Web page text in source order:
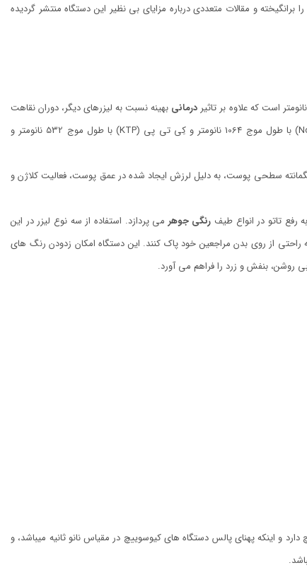
و مقالات متعددی درباره مزایای بی نظیر این دستگاه منتشر گردیده
درمانی بهینه نسبت به لیزرهای دیگر، دوران نقاهت
را نیز کوتاه تر می کند. در کنار این لیزر، دستگاه پیکوسکند از سه لیزر دیگر با نام های ان دی یگ (Nd:YAG) با طول موج 1064 نانومتر و کِی تی پی (KTP) با طول موج 532 نانومتر و
سطحی پوست، به دلیل لرزش ایجاد شده در عمق پوست، فعالیت کلاژن و
رنگی جوهر می پردازد. استفاده از سه نوع لیزر در این
راحتی از روی بدن مراجعین خود پاک کنند. این دستگاه امکان زدودن رنگ های
روشن، بنفش و زرد را فراهم می آورد.
اینکه پهنای پالس دستگاه های کیوسوییچ در مقیاس نانو ثانیه میباشد، و